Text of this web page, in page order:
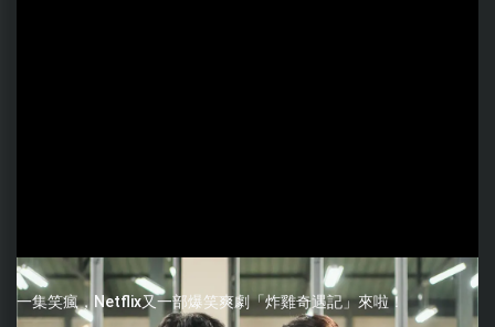
一集笑瘋，Netflix又一部爆笑爽劇「炸雞奇遇記」來啦！